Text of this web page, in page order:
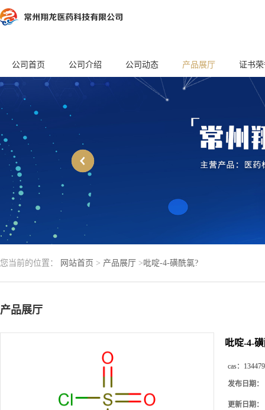
公司首页 公司介绍 公司动态 产品展厅 证书
您当前的位置： 网站首页 > 产品展厅 >吡啶-4-磺酰氯?
产品展厅
吡啶-4-
cas：
发布日期：
更新日期：